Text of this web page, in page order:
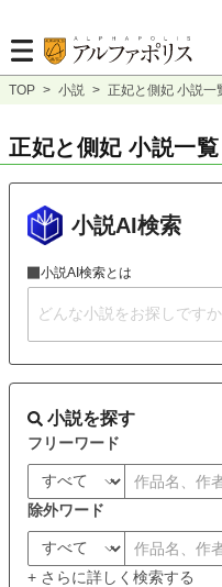
TOP > 小説 > 正妃と側妃 小説一
正妃と側妃 小説一覧
小説AI検索
小説AI検索とは
小説を探す
フリーワード
除外ワード
+ さらに詳しく検索する